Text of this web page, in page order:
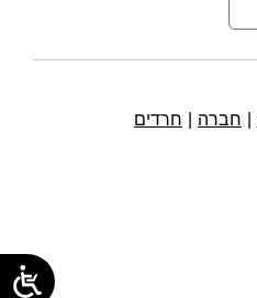
חברה חרדים